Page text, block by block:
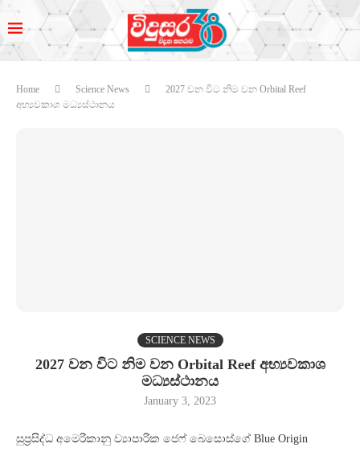
Home Science News
2027 වන විට නිම වන Orbital Reef
අභ්‍යවකාශ මධ්‍යස්ථානය
SCIENCE NEWS
2027 වන විට නිම වන Orbital Reef අභ්‍යවකාශ
මධ්‍යස්ථානය
January 3, 2023
සුප්‍රසිද්ධ අමෙරිකානු ව්‍යාපාරික ජෙෆ් බෙසොස්ගේ Blue Origin